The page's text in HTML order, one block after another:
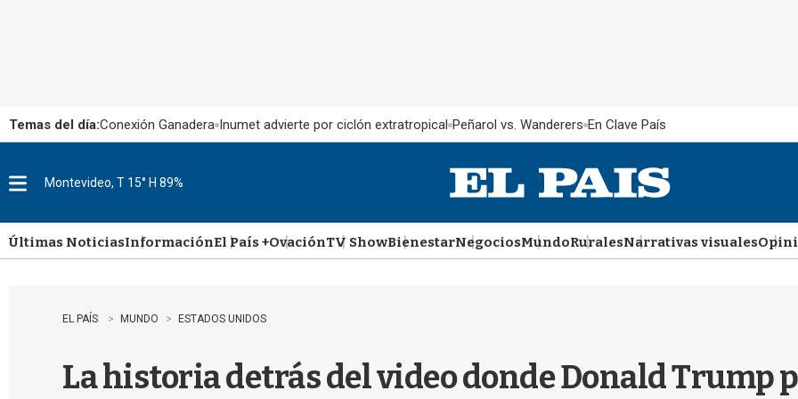
Temas del día:Conexión Ganadera Inumet advierte por ciclón extratropical Peñarol vs. Wanderers En Clave País
u
Montevideo, T 15° H 89%
Últimas NoticiasInformaciónEl País +OvaciónTV ShowBienestarNegociosMundoRuralesNarrativas visuales
EL PAÍS MUNDO ESTADOS UNIDOS
La historia detrás del video donde Donald Trump